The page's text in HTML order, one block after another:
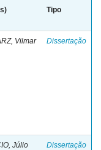
Tipo
Vilmar
Dissertação
Júlio
Dissertação